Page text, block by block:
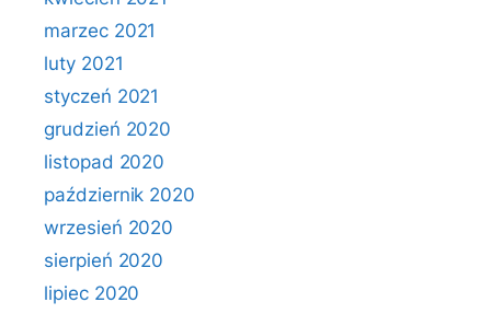
marzec 2021
luty 2021
styczeń 2021
grudzień 2020
listopad 2020
październik 2020
wrzesień 2020
sierpień 2020
lipiec 2020